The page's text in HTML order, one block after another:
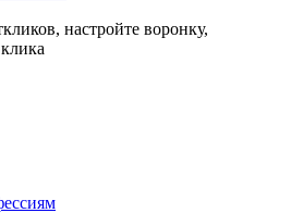
настройте воронку,